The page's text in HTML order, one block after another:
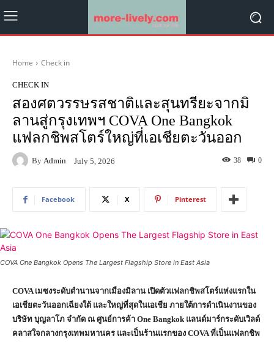
Home Check in
CHECK IN
สองศตวรรษรสชาติและสุนทรียะจากมิ
ลานสู่กรุงเทพฯ COVA One Bangkok
แฟลกชิพสโตร์ใหญ่ที่เอเชียตะวันออก
By Admin July 5, 2026 0
38
Facebook X Pinterest
COVA One Bangkok Opens The Largest Flagship Store in East Asia
COVA เมซงระดับตำนานจากเมืองมิลาน เปิดตัวแฟลกชิพสโตร์แห่งแรกใน
เอเชียตะวันออกเฉียงใต้ และใหญ่ที่สุดในเอเชีย ภายใต้การดำเนินงานของ
บริษัท บุญลาโภ จำกัด ณ ศูนย์การค้า One Bangkok แลนด์มาร์กระดับเวิลด์
คลาสใจกลางกรุงเทพมหานคร และเป็นร้านแรกของ COVA ที่เป็นแฟลกชิพ